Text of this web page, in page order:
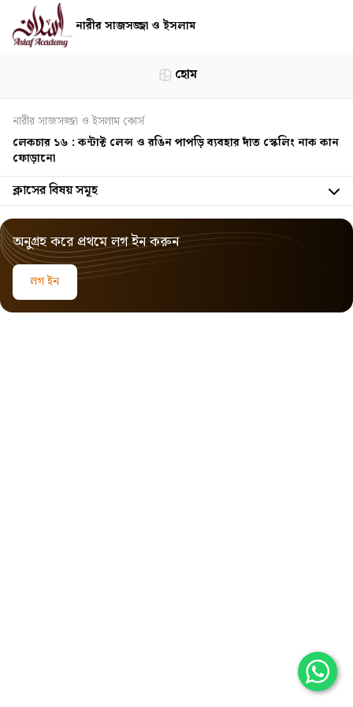
নারীর সাজসজ্জা ও ইসলাম
হোম
নারীর সাজসজ্জা ও ইসলাম কোর্স
লেকচার ১৬ : কন্টাক্ট লেন্স ও রঙিন পাপড়ি ব্যবহার দাঁত স্কেলিং নাক কান
ফোড়ানো
ক্লাসের বিষয় সমূহ
অনুগ্রহ করে প্রথমে লগ ইন করুন
লগ ইন